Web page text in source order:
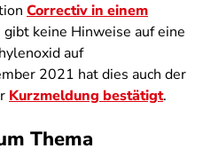
Correctiv in einem
keine Hinweise auf eine
auf
2021 hat dies auch der
Kurzmeldung bestätigt.
Thema